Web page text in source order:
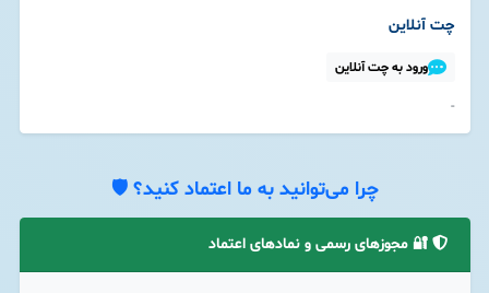
چت آنلاین
ورود به چت آنلاین
-
چرا می‌توانید به ما اعتماد کنید؟ 🛡️
🔐 مجوزهای رسمی و نمادهای اعتماد